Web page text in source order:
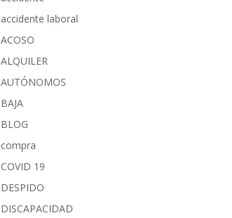
accidente laboral
ACOSO
ALQUILER
AUTÓNOMOS
BAJA
BLOG
compra
COVID 19
DESPIDO
DISCAPACIDAD